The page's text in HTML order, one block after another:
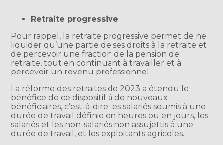
Retraite progressive
Pour rappel, la retraite progressive permet de ne
liquider qu’une partie de ses droits à la retraite et
de percevoir une fraction de la pension de
retraite, tout en continuant à travailler et à
percevoir un revenu professionnel.
La réforme des retraites de 2023 a étendu le
bénéfice de ce dispositif à de nouveaux
bénéficiaires, c’est-à-dire les salariés soumis à une
durée de travail définie en heures ou en jours, les
salariés et les non-salariés non assujettis à une
durée de travail, et les exploitants agricoles.